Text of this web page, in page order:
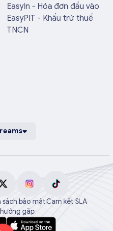
EasyIn - Hóa đơn đầu vào
EasyPIT - Khấu trừ thuế
TNCN
sách bảo mậtCam kết SLA
gặp